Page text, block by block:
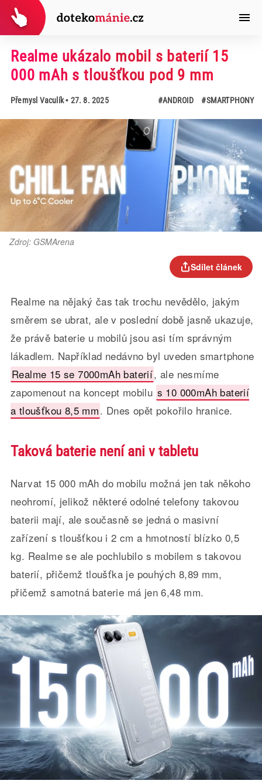
Realme ukázalo mobil s baterií 15
000 mAh s tloušťkou pod 9 mm
Přemysl Vaculík• 27. 8. 2025 #ANDROID #SMARTPHONY
Zdroj: GSMArena
Sdílet článek
Realme na nějaký čas tak trochu nevědělo, jakým
směrem se ubrat, ale v poslední době jasně ukazuje,
že právě baterie u mobilů jsou asi tím správným
lákadlem. Například nedávno byl uveden smartphone
Realme 15 se 7000mAh baterií, ale nesmíme
zapomenout na koncept mobilu s 10 000mAh baterií
a tloušťkou 8,5 mm. Dnes opět pokořilo hranice.
Taková baterie není ani v tabletu
Narvat 15 000 mAh do mobilu možná jen tak někoho
neohromí, jelikož některé odolné telefony takovou
baterii mají, ale současně se jedná o masivní
zařízení s tloušťkou i 2 cm a hmotností blízko 0,5
kg. Realme se ale pochlubilo s mobilem s takovou
baterií, přičemž tloušťka je pouhých 8,89 mm,
přičemž samotná baterie má jen 6,48 mm.